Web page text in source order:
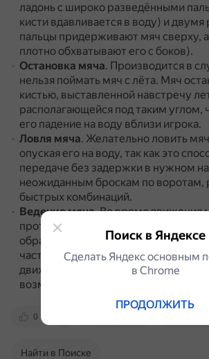
ладонь с широко разведёнными
кисти вдавливается в воду) и
пальцы придерживают мяч сверху,
плотно обхватывают его с боков).
Остановка мяча. Производится в
нельзя поймать мяч с лёта. Мяч
кистью, выставленной навстречу
располагающейся под таким углом,
его падение на воду вблизи игрока.
Ловля мяча. Желательно ловить
опуская его на воду, так как это
передаче без задержки в нужном
неожиданным броскам по воротам,
быстрых комбинаций.
Ведение мяча.Во время движения
проталкивается вперёд лицом и
образующейся у груди
частым и сравнительно
движениям руками мяч надёжнее
возможных попыток соперников
0
Найти в Поиске
Поиск в Яндексе
Сделать Яндекс основным
в Сhrome
ПРОДОЛЖИТЬ